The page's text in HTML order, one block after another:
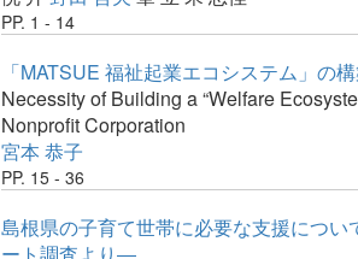
PP. 1 - 14
「MATSUE 福祉起業エコシステム」
Necessity of Building a “Welfare
Nonprofit Corporation
宮本 恭子
PP. 15 - 36
島根県の子育て世帯に必要な支援につ